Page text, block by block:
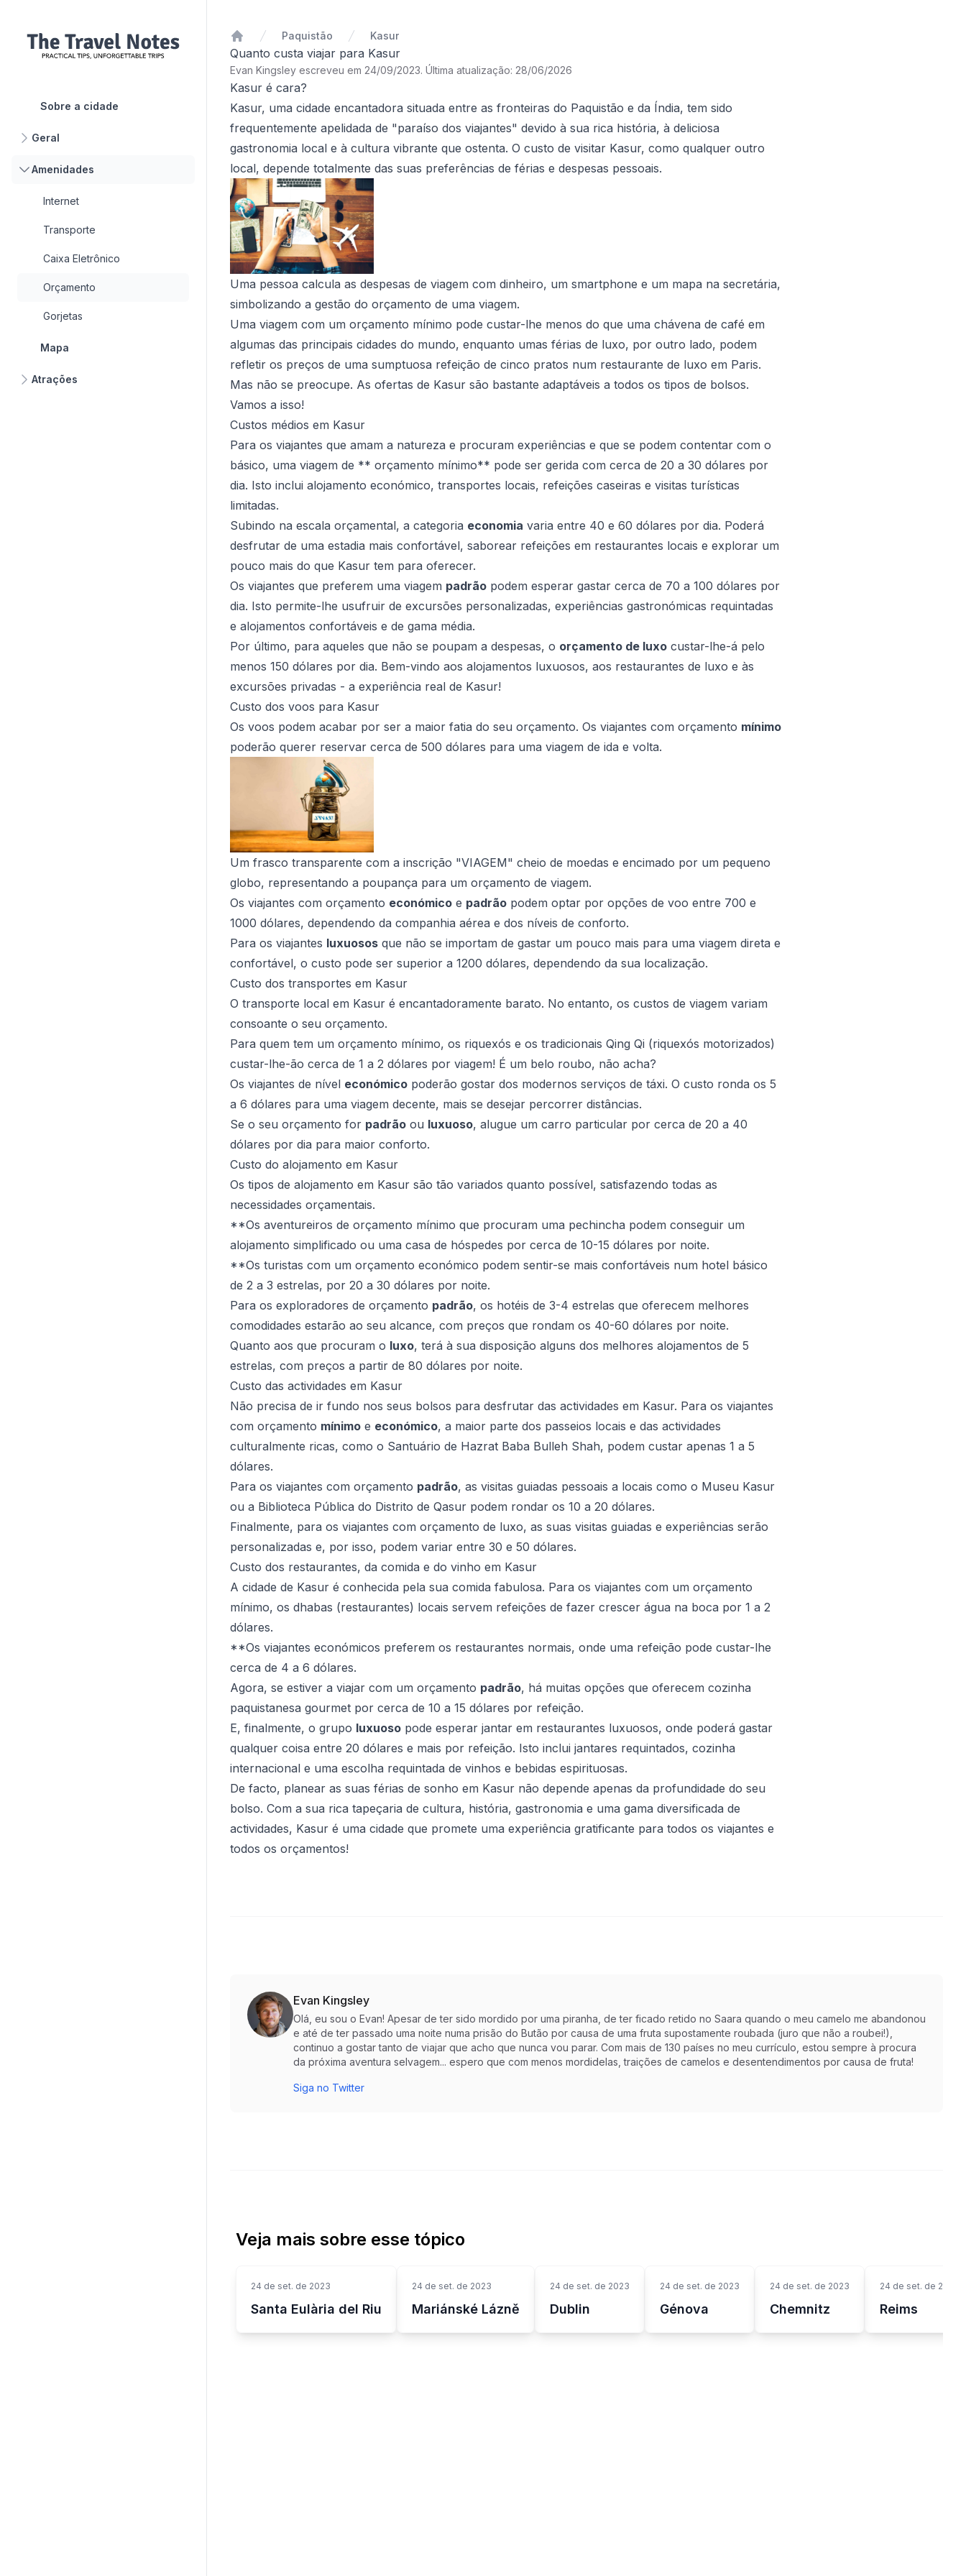
Sobre a cidade
Geral
Amenidades
Internet
Transporte
Caixa Eletrônico
Orçamento
Gorjetas
Mapa
Atrações
Início
Paquistão Kasur
Quanto custa viajar para Kasur
Evan Kingsley escreveu em 24/09/2023. Última atualização: 28/06/2026
Kasur é cara?
Kasur, uma cidade encantadora situada entre as fronteiras do Paquistão e da Índia, tem sido
frequentemente apelidada de "paraíso dos viajantes" devido à sua rica história, à deliciosa
gastronomia local e à cultura vibrante que ostenta. O custo de visitar Kasur, como qualquer outro
local, depende totalmente das suas preferências de férias e despesas pessoais.
Uma pessoa calcula as despesas de viagem com dinheiro, um smartphone e um mapa na secretária,
simbolizando a gestão do orçamento de uma viagem.
Uma viagem com um orçamento mínimo pode custar-lhe menos do que uma chávena de café em
algumas das principais cidades do mundo, enquanto umas férias de luxo, por outro lado, podem
refletir os preços de uma sumptuosa refeição de cinco pratos num restaurante de luxo em Paris.
Mas não se preocupe. As ofertas de Kasur são bastante adaptáveis a todos os tipos de bolsos.
Vamos a isso!
Custos médios em Kasur
Para os viajantes que amam a natureza e procuram experiências e que se podem contentar com o
básico, uma viagem de ** orçamento mínimo** pode ser gerida com cerca de 20 a 30 dólares por
dia. Isto inclui alojamento económico, transportes locais, refeições caseiras e visitas turísticas
limitadas.
Subindo na escala orçamental, a categoria economia varia entre 40 e 60 dólares por dia. Poderá
desfrutar de uma estadia mais confortável, saborear refeições em restaurantes locais e explorar um
pouco mais do que Kasur tem para oferecer.
Os viajantes que preferem uma viagem padrão podem esperar gastar cerca de 70 a 100 dólares por
dia. Isto permite-lhe usufruir de excursões personalizadas, experiências gastronómicas requintadas
e alojamentos confortáveis e de gama média.
Por último, para aqueles que não se poupam a despesas, o orçamento de luxo custar-lhe-á pelo
menos 150 dólares por dia. Bem-vindo aos alojamentos luxuosos, aos restaurantes de luxo e às
excursões privadas - a experiência real de Kasur!
Custo dos voos para Kasur
Os voos podem acabar por ser a maior fatia do seu orçamento. Os viajantes com orçamento mínimo
poderão querer reservar cerca de 500 dólares para uma viagem de ida e volta.
Um frasco transparente com a inscrição "VIAGEM" cheio de moedas e encimado por um pequeno
globo, representando a poupança para um orçamento de viagem.
Os viajantes com orçamento económico e padrão podem optar por opções de voo entre 700 e
1000 dólares, dependendo da companhia aérea e dos níveis de conforto.
Para os viajantes luxuosos que não se importam de gastar um pouco mais para uma viagem direta e
confortável, o custo pode ser superior a 1200 dólares, dependendo da sua localização.
Custo dos transportes em Kasur
O transporte local em Kasur é encantadoramente barato. No entanto, os custos de viagem variam
consoante o seu orçamento.
Para quem tem um orçamento mínimo, os riquexós e os tradicionais Qing Qi (riquexós motorizados)
custar-lhe-ão cerca de 1 a 2 dólares por viagem! É um belo roubo, não acha?
Os viajantes de nível económico poderão gostar dos modernos serviços de táxi. O custo ronda os 5
a 6 dólares para uma viagem decente, mais se desejar percorrer distâncias.
Se o seu orçamento for padrão ou luxuoso, alugue um carro particular por cerca de 20 a 40
dólares por dia para maior conforto.
Custo do alojamento em Kasur
Os tipos de alojamento em Kasur são tão variados quanto possível, satisfazendo todas as
necessidades orçamentais.
**Os aventureiros de orçamento mínimo que procuram uma pechincha podem conseguir um
alojamento simplificado ou uma casa de hóspedes por cerca de 10-15 dólares por noite.
**Os turistas com um orçamento económico podem sentir-se mais confortáveis num hotel básico
de 2 a 3 estrelas, por 20 a 30 dólares por noite.
Para os exploradores de orçamento padrão, os hotéis de 3-4 estrelas que oferecem melhores
comodidades estarão ao seu alcance, com preços que rondam os 40-60 dólares por noite.
Quanto aos que procuram o luxo, terá à sua disposição alguns dos melhores alojamentos de 5
estrelas, com preços a partir de 80 dólares por noite.
Custo das actividades em Kasur
Não precisa de ir fundo nos seus bolsos para desfrutar das actividades em Kasur. Para os viajantes
com orçamento mínimo e económico, a maior parte dos passeios locais e das actividades
culturalmente ricas, como o Santuário de Hazrat Baba Bulleh Shah, podem custar apenas 1 a 5
dólares.
Para os viajantes com orçamento padrão, as visitas guiadas pessoais a locais como o Museu Kasur
ou a Biblioteca Pública do Distrito de Qasur podem rondar os 10 a 20 dólares.
Finalmente, para os viajantes com orçamento de luxo, as suas visitas guiadas e experiências serão
personalizadas e, por isso, podem variar entre 30 e 50 dólares.
Custo dos restaurantes, da comida e do vinho em Kasur
A cidade de Kasur é conhecida pela sua comida fabulosa. Para os viajantes com um orçamento
mínimo, os dhabas (restaurantes) locais servem refeições de fazer crescer água na boca por 1 a 2
dólares.
**Os viajantes económicos preferem os restaurantes normais, onde uma refeição pode custar-lhe
cerca de 4 a 6 dólares.
Agora, se estiver a viajar com um orçamento padrão, há muitas opções que oferecem cozinha
paquistanesa gourmet por cerca de 10 a 15 dólares por refeição.
E, finalmente, o grupo luxuoso pode esperar jantar em restaurantes luxuosos, onde poderá gastar
qualquer coisa entre 20 dólares e mais por refeição. Isto inclui jantares requintados, cozinha
internacional e uma escolha requintada de vinhos e bebidas espirituosas.
De facto, planear as suas férias de sonho em Kasur não depende apenas da profundidade do seu
bolso. Com a sua rica tapeçaria de cultura, história, gastronomia e uma gama diversificada de
actividades, Kasur é uma cidade que promete uma experiência gratificante para todos os viajantes e
todos os orçamentos!
Evan Kingsley
Olá, eu sou o Evan! Apesar de ter sido mordido por uma piranha, de ter ficado retido no Saara quando o meu camelo me abandonou
e até de ter passado uma noite numa prisão do Butão por causa de uma fruta supostamente roubada (juro que não a roubei!),
continuo a gostar tanto de viajar que acho que nunca vou parar. Com mais de 130 países no meu currículo, estou sempre à procura
da próxima aventura selvagem... espero que com menos mordidelas, traições de camelos e desentendimentos por causa de fruta!
Siga no Twitter
Veja mais sobre esse tópico
24 de set. de 2023
Santa Eulària del Riu
24 de set. de 2023
Mariánské Lázně
24 de set. de 2023
Dublin
24 de set. de 2023
Génova
24 de set. de 2023
Chemnitz
24 de set. de 2023
Reims